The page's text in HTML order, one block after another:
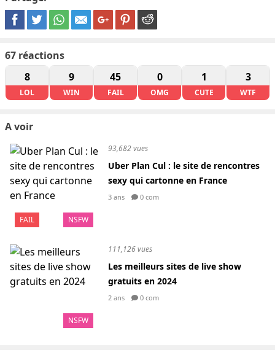
67 réactions
8
LOL
9
WIN
45
FAIL
0
OMG
1
CUTE
3
WTF
A voir
FAIL NSFW
93,682 vues
Uber Plan Cul : le site de rencontres
sexy qui cartonne en France
3 ans 0 com
NSFW
111,126 vues
Les meilleurs sites de live show
gratuits en 2024
2 ans 0 com